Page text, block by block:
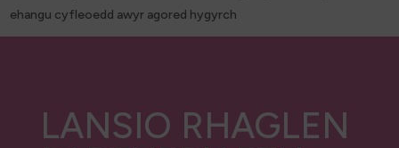
ehangu cyfleoedd awyr agored hygyrch
LANSIO RHAGLEN